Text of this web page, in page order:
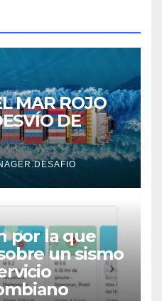
MAR ROJO
DE
por la que
un sismo